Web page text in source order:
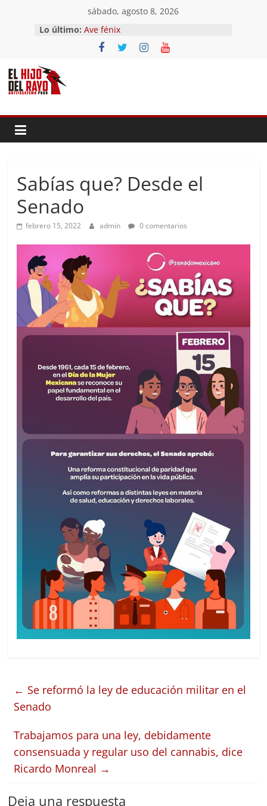
contenido
sábado, agosto 8, 2026
Lo último: Ave fénix
¿Dios no existe?
First Time
Sabías que? Desde el
Senado
febrero 15, 2022 admin 0 comentarios
← Se reformó la ley de educación militar en el
Senado
Trabajamos para una ley, debidamente
consensuada y regular uso del cannabis, dice
Ricardo Monreal →
Deja una respuesta